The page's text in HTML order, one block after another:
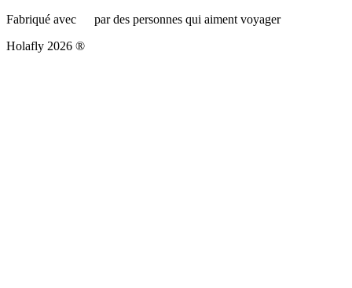
Fabriqué avec
par des personnes qui aiment voyager
Holafly 2026 ®